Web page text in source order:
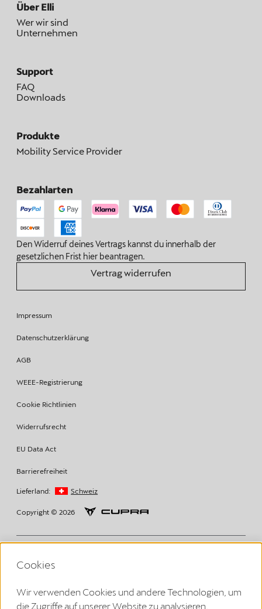
Über Elli
Wer wir sind
Unternehmen
Support
FAQ
Downloads
Produkte
Mobility Service Provider
Bezahlarten
Den Widerruf deines Vertrags kannst du innerhalb der
gesetzlichen Frist hier beantragen.
Vertrag widerrufen
Impressum
Datenschutzerklärung
AGB
WEEE-Registrierung
Cookie Richtlinien
Widerrufsrecht
EU Data Act
Barrierefreiheit
Lieferland: Schweiz
Copyright © 2026
Volkswagen Group Charging GmbH Disclaimer
Elli Charger (1. Generation ab 2020):
Die LTE-Funktionalität darf ausschließlich innerhalb der EU-
Mitgliedsstaaten sowie im Vereinigten Königreich, der Schweiz, und
Cookies
Wir verwenden Cookies und andere Technologien, um
die Zugriffe auf unserer Website zu analysieren,